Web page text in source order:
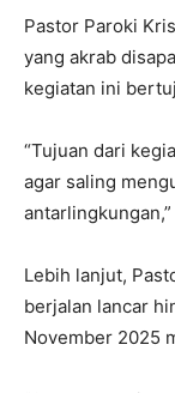
Pastor Paroki
yang akrab
kegiatan ini
“Tujuan dari
agar saling
Lebih lanjut,
berjalan lancar
November 2025